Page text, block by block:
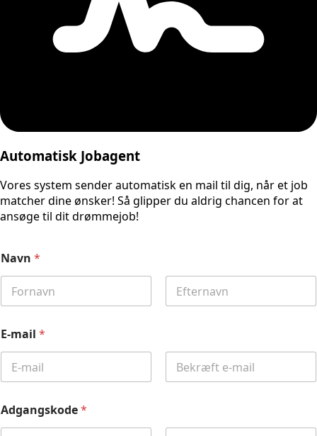
Automatisk Jobagent
Vores system sender automatisk en mail til dig, når et job
matcher dine ønsker! Så glipper du aldrig chancen for at
ansøge til dit drømmejob!
Navn *
E-mail *
Adgangskode*